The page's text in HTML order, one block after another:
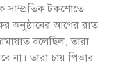
সাম্প্রতিক টকশোতে
অনুষ্ঠানের আগের রাত
বলেছিল, তারা
না। তারা চায় পিআর